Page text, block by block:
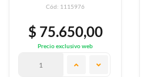
Cód: 1115976
$ 75.650,00
Precio exclusivo web